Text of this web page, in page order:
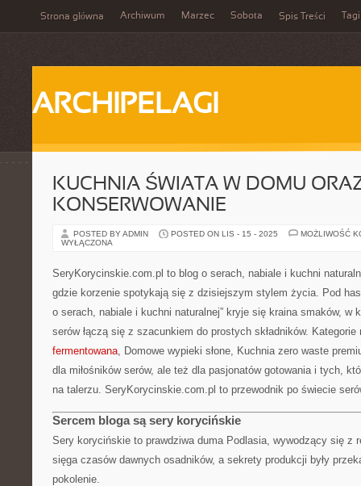
Strona główna Archiwum Marzec Sobota Spis Treści Tagi
ARCHIPELAGI
KUCHNIA ŚWIATA W DOMU
KONSERWOWANIE
POSTED BY ADMIN POSTED ON LIS - 15 - 2025
MOŻLIWOŚĆ
WYŁĄCZONA
SeryKorycinskie.com.pl to blog o serach, nabiale i kuchni
gdzie korzenie spotykają się z dzisiejszym stylem życia. Pod
o serach, nabiale i kuchni naturalnej” kryje się kraina smaków, w
serów łączą się z szacunkiem do prostych składników.
fermentowana, Domowe wypieki słone, Kuchnia zero waste
dla miłośników serów, ale też dla pasjonatów gotowania i tych,
na talerzu. SeryKorycinskie.com.pl to przewodnik po świecie
Sercem bloga są sery korycińskie
Sery korycińskie to prawdziwa duma Podlasia, wywodzący się z
sięga czasów dawnych osadników, a sekrety produkcji były
pokolenie.